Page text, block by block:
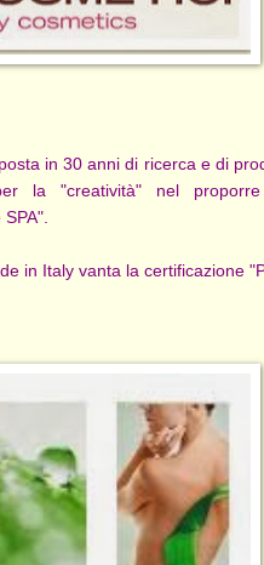
in 30 anni di ricerca e di
la "creatività" nel proporre
in Italy vanta la certificazione